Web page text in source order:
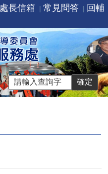
處長信箱 常見問答
回輔